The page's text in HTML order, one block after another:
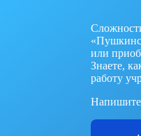
или
Знаете,
работу